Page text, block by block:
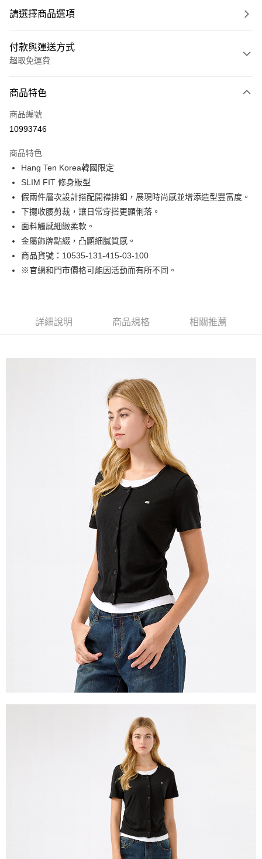
請選擇商品選項
付款與運送方式
超取免運費
信用卡一次付款
LINE Pay
街口支付
悠遊付
Google Pay
貨到付款
運送方式
付款後7-11取貨
每筆NT$130，滿NT$1,000(含以上)免運費
商品特色
商品編號
10993746
商品特色
Hang Ten Korea韓國限定
SLIM FIT 修身版型
假兩件層次設計搭配開襟排釦，展現時尚感並增添造型豐富度。
下擺收腰剪裁，讓日常穿搭更顯俐落。
面料觸感細緻柔軟。
金屬飾牌點綴，凸顯細膩質感。
商品貨號：10535-131-415-03-100
※官網和門市價格可能因活動而有所不同。
詳細說明 商品規格 相關推薦